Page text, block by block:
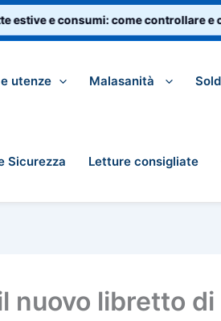
e consumi: come controllare e
utenze Malasanità
Sicurezza Letture consigliate
nuovo libretto di